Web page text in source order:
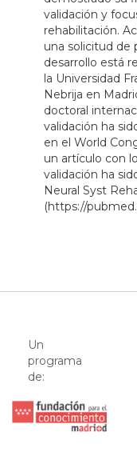
validación y
rehabilitación.
una solicitud de
desarrollo está
la Universidad
Nebrija en
doctoral
validación ha
en el World
un artículo con
validación ha
Neural Syst
(https://
Un
programa
de: